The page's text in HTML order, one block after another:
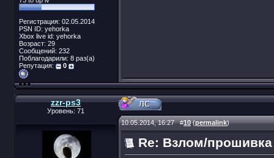
Регистрация: 02.05.2014
PSN ID: yehorka
Xbox live id: yehorka
Возраст: 29
Сообщений: 232
Поблагодарили: 8 раз(а)
Репутация:
0
zzr-ps3
Уровень: 71
10.05.2014, 16:27#10(permalink)
Re: Взлом/прошивка